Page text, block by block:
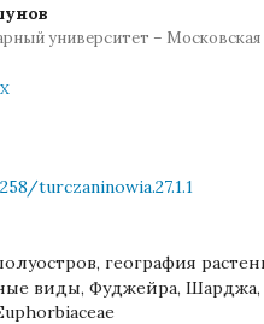
университет – Московская
turczaninowia.27.1.1
география
виды, Фуджейра, Шарджа,